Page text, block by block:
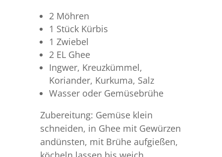
2 Möhren
1 Stück Kürbis
1 Zwiebel
2 EL Ghee
Ingwer, Kreuzkümmel,
Koriander, Kurkuma, Salz
Wasser oder Gemüsebrühe
Zubereitung: Gemüse klein
schneiden, in Ghee mit Gewürzen
andünsten, mit Brühe aufgießen,